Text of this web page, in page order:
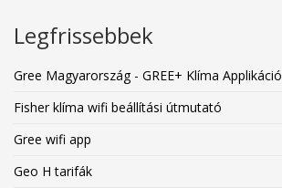
Legfrissebbek
Gree Magyarország - GREE+ Klíma Applikáció
Fisher klíma wifi beállítási útmutató
Gree wifi app
Geo H tarifák